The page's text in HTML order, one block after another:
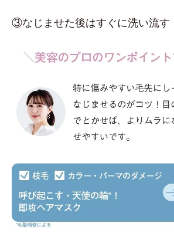
③なじませた後はすぐに洗い流す